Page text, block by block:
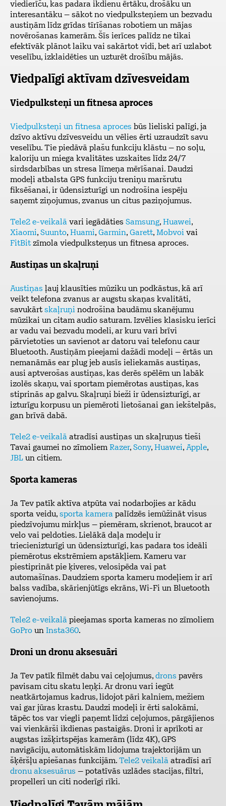
viedierīču, kas padara ikdienu ērtāku, drošāku un
interesantāku – sākot no viedpulksteņiem un bezvadu
austiņām līdz grīdas tīrīšanas robotiem un mājas
novērošanas kamerām. Šīs ierīces palīdz ne tikai
efektīvāk plānot laiku vai sakārtot vidi, bet arī uzlabot
veselību, izklaidēties un uzturēt drošību mājās.
Viedpalīgi aktīvam dzīvesveidam
Viedpulksteņi un fitnesa aproces
Viedpulksteņi un fitnesa aproces būs lieliski palīgi, ja
dzīvo aktīvu dzīvesveidu un vēlies ērti uzraudzīt savu
veselību. Tie piedāvā plašu funkciju klāstu – no soļu,
kaloriju un miega kvalitātes uzskaites līdz 24/7
sirdsdarbības un stresa līmeņa mērīšanai. Daudzi
modeļi atbalsta GPS funkciju treniņu maršrutu
fiksēšanai, ir ūdensizturīgi un nodrošina iespēju
saņemt ziņojumus, zvanus un citus paziņojumus.
Tele2 e-veikalā vari iegādāties Samsung, Huawei,
Xiaomi, Suunto, Huami, Garmin, Garett, Mobvoi vai
FitBit zīmola viedpulksteņus un fitnesa aproces.
Austiņas un skaļruņi
Austiņas ļauj klausīties mūziku un podkāstus, kā arī
veikt telefona zvanus ar augstu skaņas kvalitāti,
savukārt skaļruņi nodrošina baudāmu skanējumu
mūzikai un citam audio saturam. Izvēlies klasisku ierīci
ar vadu vai bezvadu modeli, ar kuru vari brīvi
pārvietoties un savienot ar datoru vai telefonu caur
Bluetooth. Austiņām pieejami dažādi modeļi – ērtās un
nemanāmās ear plug jeb ausīs ieliekamās austiņas,
ausi aptverošas austiņas, kas derēs spēlēm un labāk
izolēs skaņu, vai sportam piemērotas austiņas, kas
stiprinās ap galvu. Skaļruņi bieži ir ūdensizturīgi, ar
izturīgu korpusu un piemēroti lietošanai gan iekštelpās,
gan brīvā dabā.
Tele2 e-veikalā atradīsi austiņas un skaļruņus tieši
Tavai gaumei no zīmoliem Razer, Sony, Huawei, Apple,
JBL un citiem.
Sporta kameras
Ja Tev patīk aktīva atpūta vai nodarbojies ar kādu
sporta veidu, sporta kamera palīdzēs iemūžināt visus
piedzīvojumu mirkļus – piemēram, skrienot, braucot ar
velo vai peldoties. Lielākā daļa modeļu ir
triecienizturīgi un ūdensizturīgi, kas padara tos ideāli
piemērotus ekstrēmiem apstākļiem. Kameru var
piestiprināt pie ķiveres, velosipēda vai pat
automašīnas. Daudziem sporta kameru modeļiem ir arī
balss vadība, skārienjūtīgs ekrāns, Wi-Fi un Bluetooth
savienojums.
Tele2 e-veikalā pieejamas sporta kameras no zīmoliem
GoPro un Insta360.
Droni un dronu aksesuāri
Ja Tev patīk filmēt dabu vai ceļojumus, drons pavērs
pavisam citu skatu leņķi. Ar dronu vari iegūt
neatkārtojamus kadrus, lidojot pāri kalniem, mežiem
vai gar jūras krastu. Daudzi modeļi ir ērti salokāmi,
tāpēc tos var viegli paņemt līdzi ceļojumos, pārgājienos
vai vienkārši ikdienas pastaigās. Droni ir aprīkoti ar
augstas izšķirtspējas kamerām (līdz 4K), GPS
navigāciju, automātiskām lidojuma trajektorijām un
šķēršļu apiešanas funkcijām. Tele2 veikalā atradīsi arī
dronu aksesuārus – potatīvās uzlādes stacijas, filtri,
propelleri un citi noderīgi rīki.